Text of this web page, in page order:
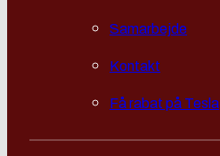
Samarbejde
Kontakt
Få rabat på Tesla